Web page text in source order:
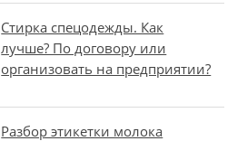
Стирка спецодежды. Как
лучше? По договору или
организовать на предприятии?
Разбор этикетки молока